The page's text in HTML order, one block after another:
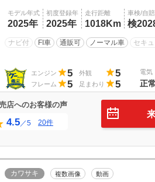
モデル年式
2025年
初度登録年
2025年
走行距離
1018Km
車検/自
検
ナビ付 FI車 通販可 ノーマル車 セキ
エンジン 5 外観 5
フレーム 5 足まわり 5
電気
正常
店へのお客様の声
4.5／5 20件
カワサキ 複数画像 動画